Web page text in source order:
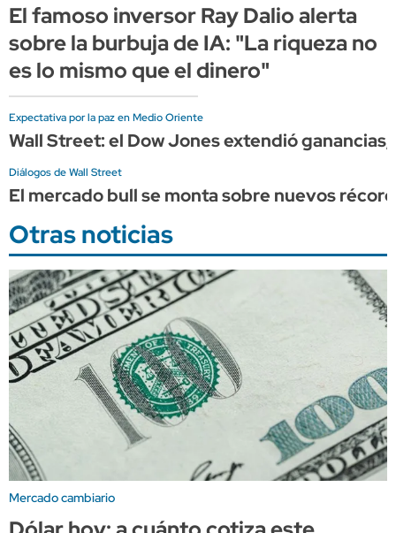
El famoso inversor Ray Dalio alerta
sobre la burbuja de IA: "La riqueza no
es lo mismo que el dinero"
Expectativa por la paz en Medio Oriente
Wall Street: el Dow Jones extendió
Diálogos de Wall Street
El mercado bull se monta sobre nuevos
Otras noticias
Mercado cambiario